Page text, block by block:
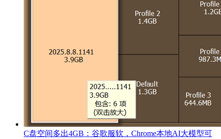
C盘空间多出4GB：谷歌服软，Chrome本地AI大模型可